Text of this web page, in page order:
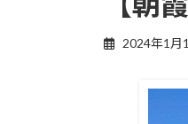
2024年1月